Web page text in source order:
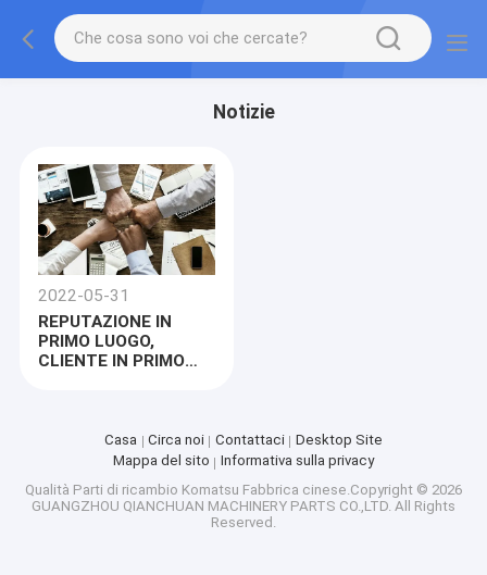
Notizie
2022-05-31
REPUTAZIONE IN
PRIMO LUOGO,
CLIENTE IN PRIMO
Casa Circa noi Contattaci
Desktop Site
Mappa del sito
Informativa sulla privacy
Qualità Parti di ricambio Komatsu Fabbrica cinese.Copyright © 2026
GUANGZHOU QIANCHUAN MACHINERY PARTS CO.,LTD. All Rights
Reserved.